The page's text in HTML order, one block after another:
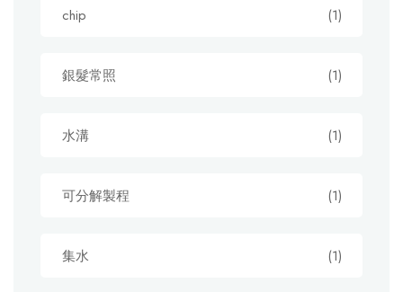
chip (1)
銀髮常照 (1)
水溝 (1)
可分解製程 (1)
集水 (1)